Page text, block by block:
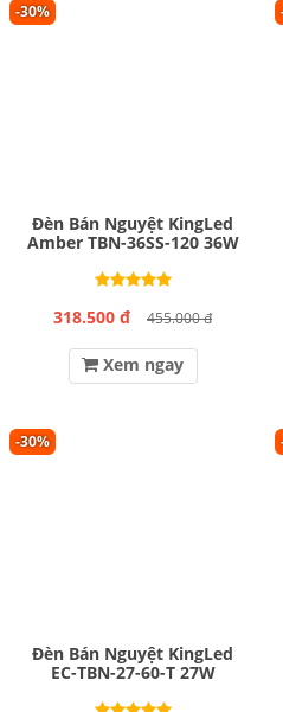
-30%
Đèn Bán Nguyệt KingLed
Amber TBN-36SS-120 36W
318.500 đ 455.000 đ
Xem ngay
-30%
Đèn Bán Nguyệt KingLed
EC-TBN-27-60-T 27W